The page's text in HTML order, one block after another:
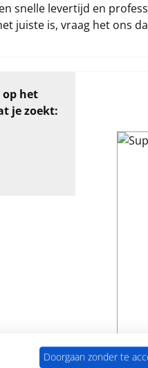
snelle levertijd en
juiste is, vraag het ons
het
je zoekt:
Doorgaan zonder te